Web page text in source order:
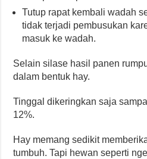
Tutup rapat kembali wadah
tidak terjadi pembusukan
masuk ke wadah.
Selain silase hasil panen
dalam bentuk hay.
Tinggal dikeringkan saja
12%.
Hay memang sedikit
tumbuh. Tapi hewan seperti